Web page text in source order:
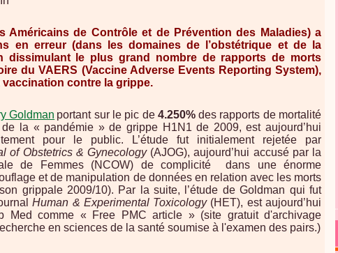
Américains de Contrôle et de Prévention des Maladies) a
en erreur (dans les domaines de l’obstétrique et de la
dissimulant le plus grand nombre de rapports de morts
du VAERS (Vaccine Adverse Events Reporting System),
vaccination contre la grippe.
Goldman portant sur le pic de 4.250%des rapports de mortalité
la « pandémie » de grippe H1N1 de 2009, est aujourd’hui
pour le public. L’étude fut initialement rejetée par
of Obstetrics & Gynecology(AJOG), aujourd’hui accusé par la
de Femmes (NCOW) de complicité
dans une énorme
et de manipulation de données en relation avec les morts
grippale 2009/10). Par la suite, l’étude de Goldman qui fut
Human & Experimental Toxicology(HET), est aujourd’hui
Med comme « Free PMC article » (site gratuit d'archivage
en sciences de la santé soumise à l'examen des pairs.)